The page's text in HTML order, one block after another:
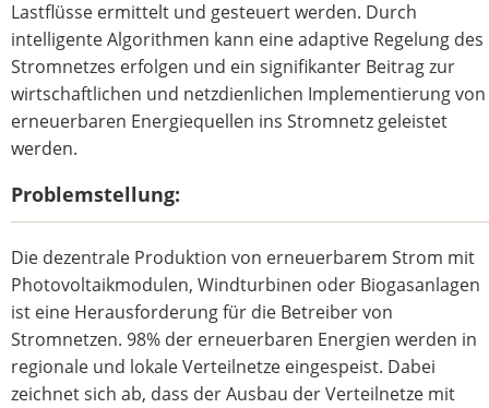
Lastflüsse ermittelt und gesteuert werden. Durch
intelligente Algorithmen kann eine adaptive Regelung des
Stromnetzes erfolgen und ein signifikanter Beitrag zur
wirtschaftlichen und netzdienlichen Implementierung von
erneuerbaren Energiequellen ins Stromnetz geleistet
werden.
Problemstellung:
Die dezentrale Produktion von erneuerbarem Strom mit
Photovoltaikmodulen, Windturbinen oder Biogasanlagen
ist eine Herausforderung für die Betreiber von
Stromnetzen. 98% der erneuerbaren Energien werden in
regionale und lokale Verteilnetze eingespeist. Dabei
zeichnet sich ab, dass der Ausbau der Verteilnetze mit